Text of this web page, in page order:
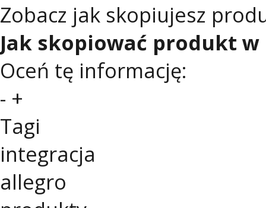
Zobacz jak skopiujesz
Jak skopiować produkt
Oceń tę informację:
- +
Tagi
integracja
allegro